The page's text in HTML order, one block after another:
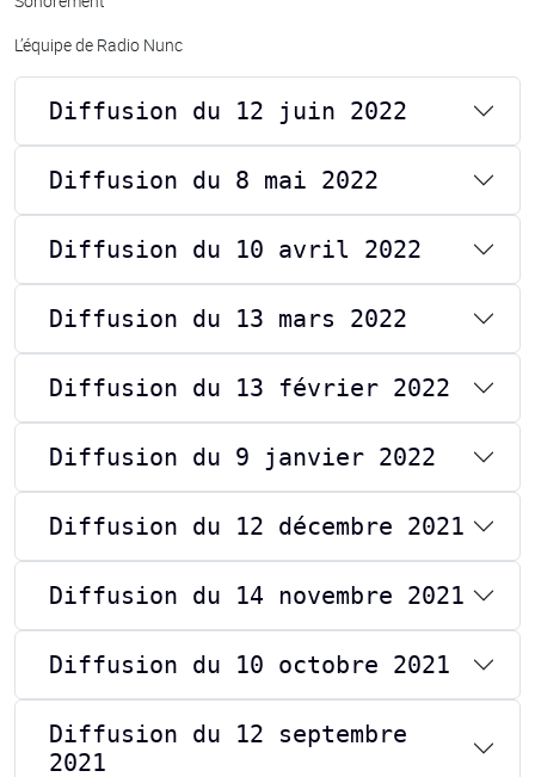
L’équipe de Radio Nunc
Diffusion du 12 juin 2022
Diffusion du 8 mai 2022
Diffusion du 10 avril 2022
Diffusion du 13 mars 2022
Diffusion du 13 février 2022
Diffusion du 9 janvier 2022
Diffusion du 12 décembre 2021
Diffusion du 14 novembre 2021
Diffusion du 10 octobre 2021
Diffusion du 12 septembre
2021